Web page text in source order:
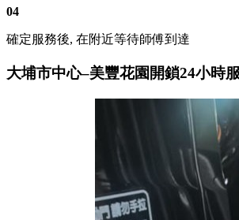
04
確定服務後, 在附近等待師傅到達
大埔市中心–美豐花園開鎖24小時